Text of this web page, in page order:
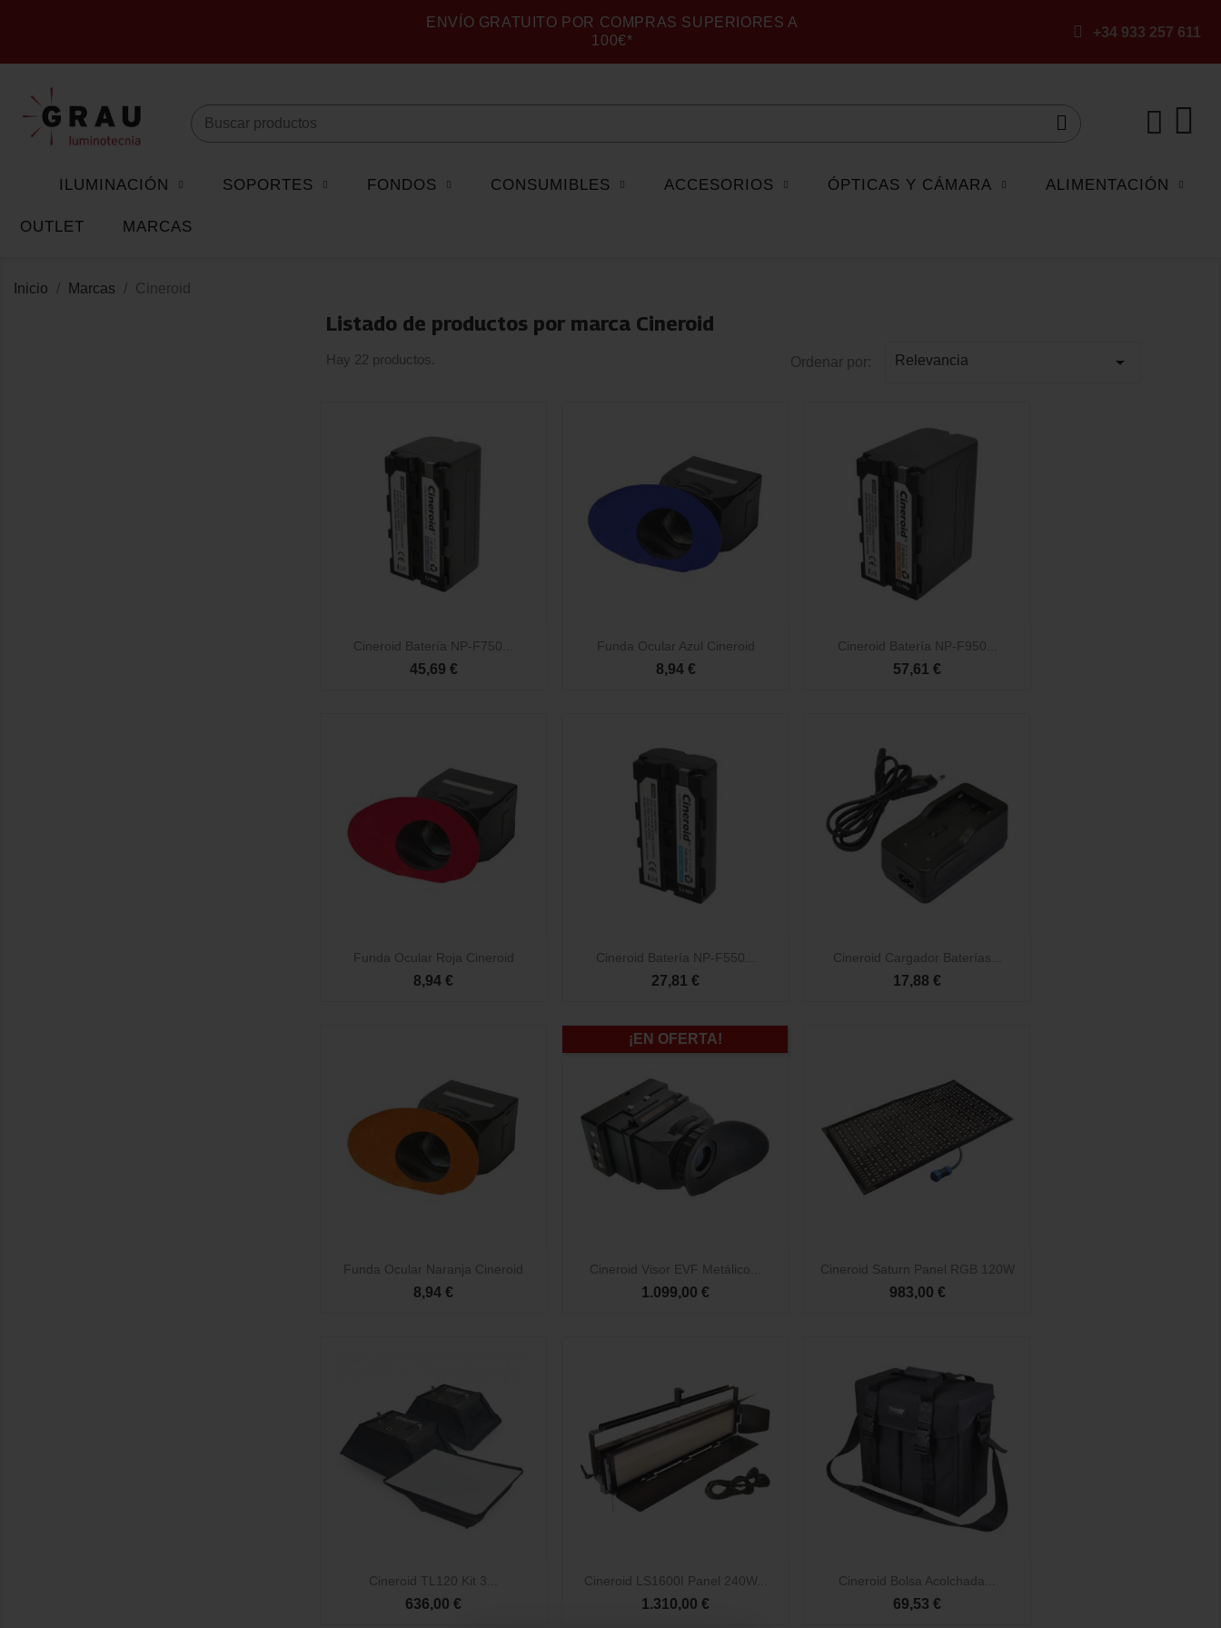
ENVÍO GRATUITO POR COMPRAS SUPERIORES A
100€*
+34 933 257 611
ILUMINACIÓN SOPORTES FONDOS CONSUMIBLES ACCESORIOS ÓPTICAS Y CÁMARA ALIMENTACIÓN
OUTLET MARCAS
Inicio Marcas Cineroid
Listado de productos por marca Cineroid
Hay 22 productos. Ordenar por: Relevancia 
Cineroid Batería NP-F750...
45,69 €
 Vista rápida Funda Ocular Azul Cineroid
8,94 €
Vista rápida Cineroid Batería NP-F950...
57,61 €
 Vista rápida
Funda Ocular Roja Cineroid
8,94 €
Vista rápida Cineroid Batería NP-F550...
27,81 €
 Vista rápida Cineroid Cargador Baterías...
17,88 €
Vista rápida
Funda Ocular Naranja Cineroid
8,94 €
 Vista rápida Cineroid Visor EVF Metálico...
1.099,00 €
¡EN OFERTA!
Vista rápida Cineroid Saturn Panel RGB 120W
983,00 €
Vista rápida
Cineroid TL120 Kit 3...
636,00 €
Vista rápida Cineroid LS1600I Panel 240W...
1.310,00 €
Vista rápida Cineroid Bolsa Acolchada...
69,53 €
 Vista rápida